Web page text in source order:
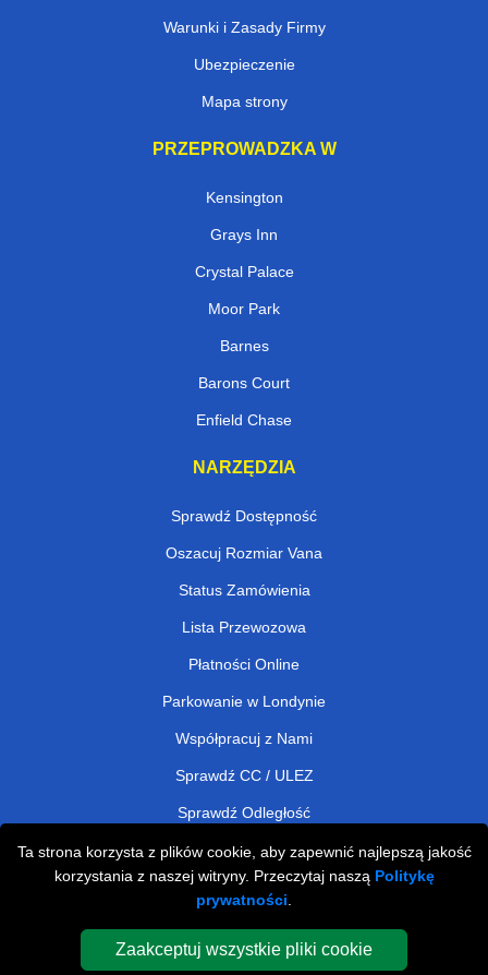
Ta strona korzysta z plików cookie, aby zapewnić najlepszą jakość
korzystania z naszej witryny. Przeczytaj naszą Politykę
prywatności
Zaakceptuj wszystkie pliki cookie
Warunki i Zasady Firmy
Ubezpieczenie
Mapa strony
PRZEPROWADZKA W
Kensington
Grays Inn
Crystal Palace
Moor Park
Barnes
Barons Court
Enfield Chase
NARZĘDZIA
Sprawdź Dostępność
Oszacuj Rozmiar Vana
Status Zamówienia
Lista Przewozowa
Płatności Online
Parkowanie w Londynie
Współpracuj z Nami
Sprawdź CC / ULEZ
Sprawdź Odległość
Man and Van Removals